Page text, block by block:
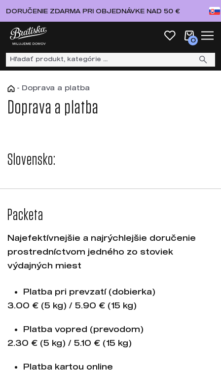
DORUČENIE ZDARMA PRI OBJEDNÁVKE NAD 50 €
0
- Doprava a platba
Doprava a platba
Slovensko:
Packeta
Najefektívnejšie a najrýchlejšie doručenie
prostredníctvom jedného zo stoviek
výdajných miest
Platba pri prevzatí (dobierka)
3.00 € (5 kg) / 5.90 € (15 kg)
Platba vopred (prevodom)
2.30 € (5 kg) / 5.10 € (15 kg)
Platba kartou online